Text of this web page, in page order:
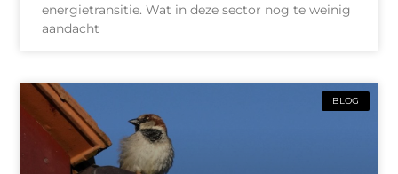
energietransitie. Wat in deze sector nog te weinig
aandacht
BLOG